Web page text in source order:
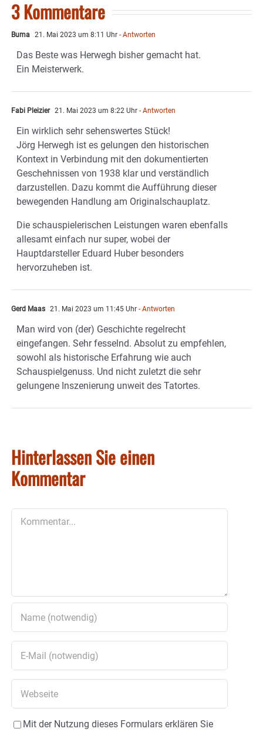
3 Kommentare
Buma 21. Mai 2023 um 8:11 Uhr - Antworten
Das Beste was Herwegh bisher gemacht hat.
Ein Meisterwerk.
Fabi Pleizier 21. Mai 2023 um 8:22 Uhr - Antworten
Ein wirklich sehr sehenswertes Stück!
Jörg Herwegh ist es gelungen den historischen
Kontext in Verbindung mit den dokumentierten
Geschehnissen von 1938 klar und verständlich
darzustellen. Dazu kommt die Aufführung dieser
bewegenden Handlung am Originalschauplatz.
Die schauspielerischen Leistungen waren ebenfalls
allesamt einfach nur super, wobei der
Hauptdarsteller Eduard Huber besonders
hervorzuheben ist.
Gerd Maas 21. Mai 2023 um 11:45 Uhr - Antworten
Man wird von (der) Geschichte regelrecht
eingefangen. Sehr fesselnd. Absolut zu empfehlen,
sowohl als historische Erfahrung wie auch
Schauspielgenuss. Und nicht zuletzt die sehr
gelungene Inszenierung unweit des Tatortes.
Hinterlassen Sie einen
Kommentar
Mit der Nutzung dieses Formulars erklären Sie